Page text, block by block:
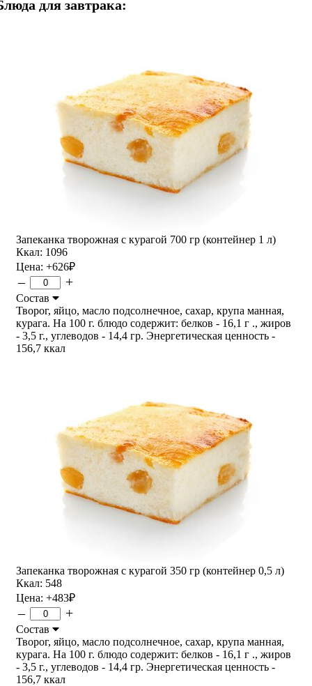
для завтрака:
Запеканка творожная с курагой 700 гр (контейнер 1 л)
Ккал: 1096
Цена: +626₽
– +
Состав
Творог, яйцо, масло подсолнечное, сахар, крупа манная,
курага. На 100 г. блюдо содержит: белков - 16,1 г ., жиров
- 3,5 г., углеводов - 14,4 гр. Энергетическая ценность -
156,7 ккал
Запеканка творожная с курагой 350 гр (контейнер 0,5 л)
Ккал: 548
Цена: +483₽
– +
Состав
Творог, яйцо, масло подсолнечное, сахар, крупа манная,
курага. На 100 г. блюдо содержит: белков - 16,1 г ., жиров
- 3,5 г., углеводов - 14,4 гр. Энергетическая ценность -
156,7 ккал